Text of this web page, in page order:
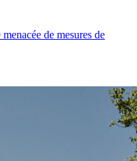
de mesures de